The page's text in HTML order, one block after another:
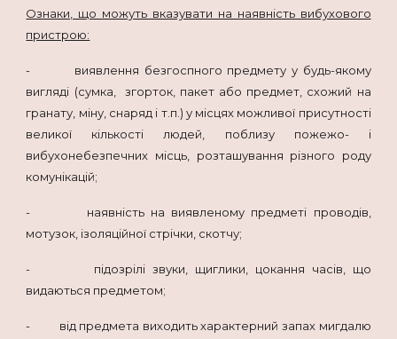
Ознаки, що можуть вказувати на наявність вибухового
пристрою:
- виявлення безгоспного предмету у будь-якому
вигляді (сумка, згорток, пакет або предмет, схожий на
гранату, міну, снаряд і т.п.) у місцях можливої присутності
великої кількості людей, поблизу пожежо- і
вибухонебезпечних місць, розташування різного роду
комунікацій;
- наявність на виявленому предметі проводів,
мотузок, ізоляційної стрічки, скотчу;
- підозрілі звуки, щиглики, цокання часів, що
видаються предметом;
- від предмета виходить характерний запах мигдалю